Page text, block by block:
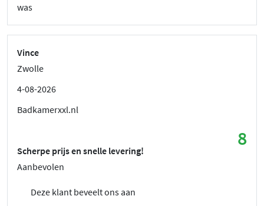
was
Vince
Zwolle
4-08-2026
Badkamerxxl.nl
8
Scherpe prijs en snelle levering!
Aanbevolen
Deze klant beveelt ons aan